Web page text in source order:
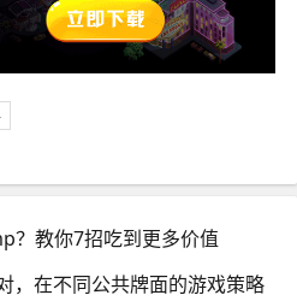
？教你7招吃到更多价值
，在不同公共牌面的游戏策略